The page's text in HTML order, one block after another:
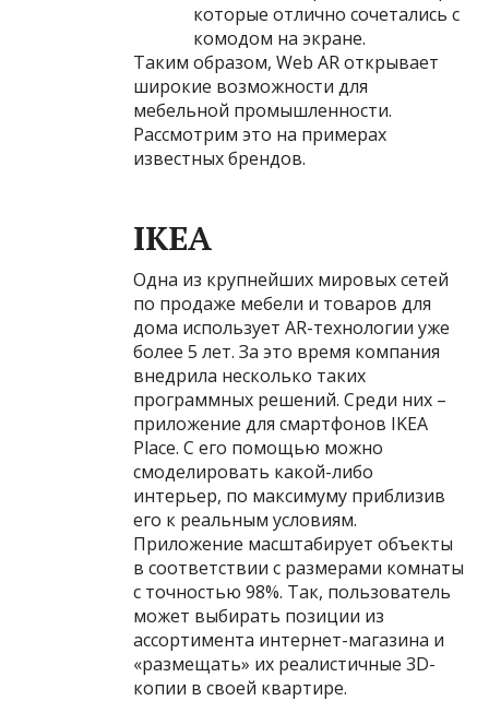
которые отлично сочетались с
комодом на экране.
Таким образом, Web AR открывает
широкие возможности для
мебельной промышленности.
Рассмотрим это на примерах
известных брендов.
IKEA
Одна из крупнейших мировых сетей
по продаже мебели и товаров для
дома использует AR-технологии уже
более 5 лет. За это время компания
внедрила несколько таких
программных решений. Среди них –
приложение для смартфонов IKEA
Place. С его помощью можно
смоделировать какой-либо
интерьер, по максимуму приблизив
его к реальным условиям.
Приложение масштабирует объекты
в соответствии с размерами комнаты
с точностью 98%. Так, пользователь
может выбирать позиции из
ассортимента интернет-магазина и
«размещать» их реалистичные 3D-
копии в своей квартире.